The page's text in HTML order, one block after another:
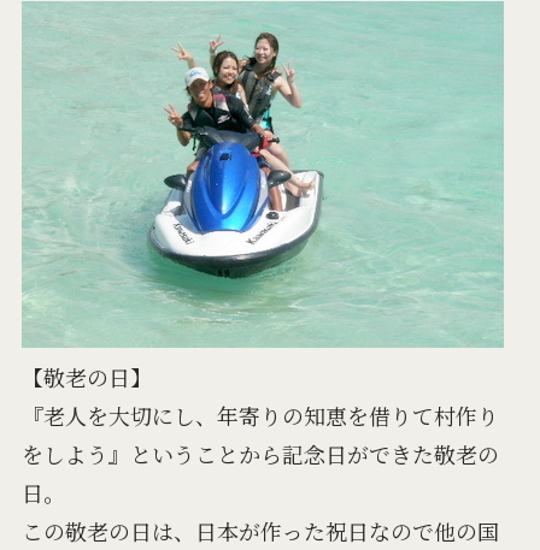
【敬老の日】
『老人を大切にし、年寄りの知恵を借りて村作り
をしよう』ということから記念日ができた敬老の
日。
この敬老の日は、日本が作った祝日なので他の国